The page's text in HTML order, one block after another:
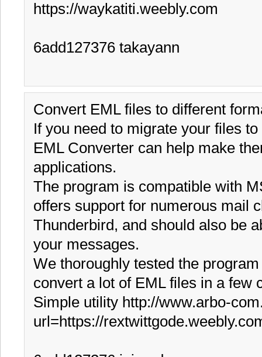
https://waykatiti.weebly.com
6add127376 takayann
Convert EML files to different
If you need to migrate your files
EML Converter can help make
applications.
The program is compatible with
offers support for numerous mail
Thunderbird, and should also be
your messages.
We thoroughly tested the
convert a lot of EML files in a few
Simple utility http://www.arbo-
url=https://